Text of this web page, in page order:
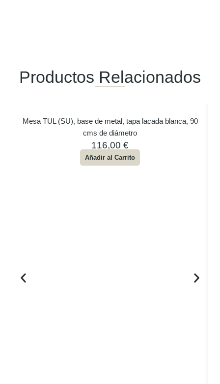
Productos Relacionados
Mesa TUL (SU), base de metal, tapa lacada blanca, 90
cms de diámetro
116,00 €
Añadir al Carrito